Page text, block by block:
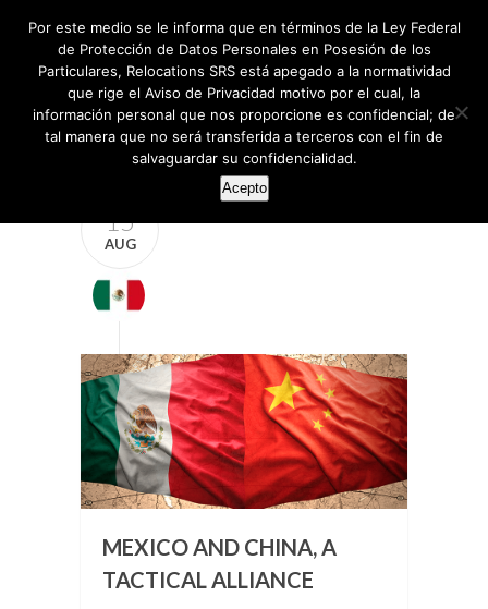
15
AUG
MEXICO AND CHINA, A
TACTICAL ALLIANCE
Por este medio se le informa que en términos de la Ley Federal
de Protección de Datos Personales en Posesión de los
Particulares, Relocations SRS está apegado a la normatividad
que rige el Aviso de Privacidad motivo por el cual, la
información personal que nos proporcione es confidencial; de
tal manera que no será transferida a terceros con el fin de
salvaguardar su confidencialidad.
Acepto